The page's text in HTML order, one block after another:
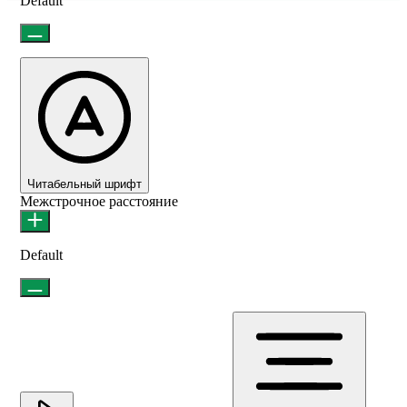
Читабельный шрифт
Межстрочное расстояние
Default